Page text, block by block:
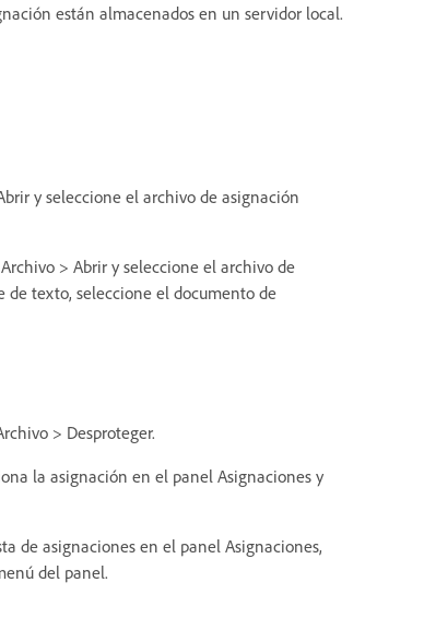
están almacenados en un servidor local.
y seleccione el archivo de asignación
> Abrir y seleccione el archivo de
de texto, seleccione el documento de
> Desproteger.
la asignación en el panel Asignaciones y
de asignaciones en el panel Asignaciones,
del panel.